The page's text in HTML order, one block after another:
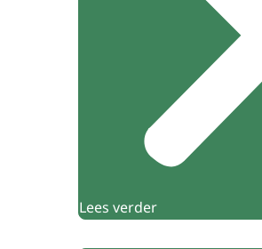
Lees verder